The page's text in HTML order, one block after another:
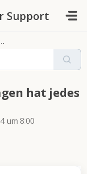
Support
hat jedes
um 8:00